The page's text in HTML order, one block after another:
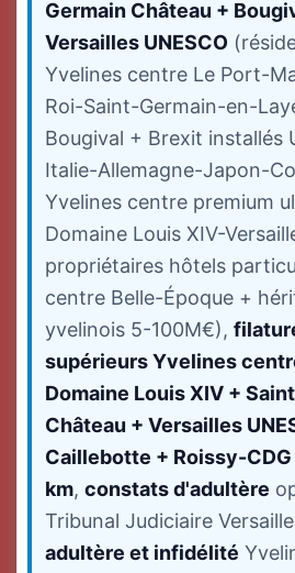
Germain Château +
Versailles UNESCO
Yvelines centre Le Port-
Roi-Saint-Germain-en-
Bougival + Brexit installés
Italie-Allemagne-Japon-
Yvelines centre premium
Domaine Louis XIV-
propriétaires hôtels
centre Belle-Époque +
yvelinois 5-100M€),
supérieurs Yvelines
Domaine Louis XIV +
Château + Versailles
Caillebotte + Roissy-
km, constats d'adultère
Tribunal Judiciaire
adultère et infidélité